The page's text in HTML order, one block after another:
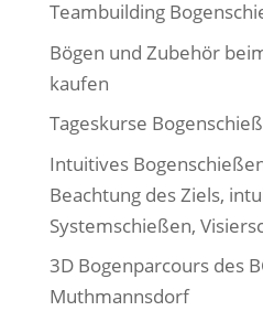
Teambuilding
Bögen und Zubehör
kaufen
Tageskurse
Intuitives
Beachtung des Ziels,
Systemschießen,
3D Bogenparcours des
Muthmannsdorf